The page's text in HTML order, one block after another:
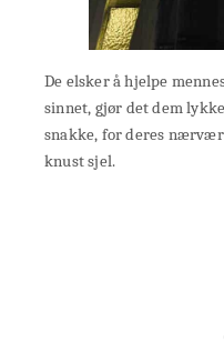
De elsker å hjelpe
sinnet, gjør det dem
snakke, for deres
knust sjel.